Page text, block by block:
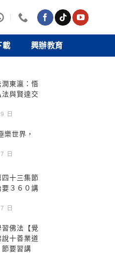
載 興辦教育
東瀛：悟
與賢達交
日
世界，
日
四十三集節
３６０講
日
佛法【覺
十善業道
要習講